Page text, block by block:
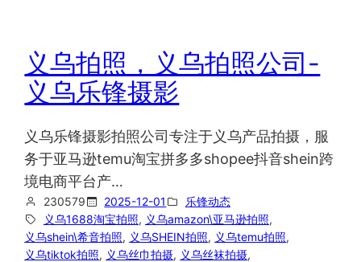
义乌拍照，义乌拍照公司-
义乌乐锋摄影
义乌乐锋摄影拍照公司专注于义乌产品拍摄，服
务于亚马逊temu淘宝拼多多shopee抖音shein跨
境电商平台产…
230579 2025-12-01
乐锋动态
义乌1688淘宝拍照, 义乌amazon\亚马逊拍照,
义乌shein\希音拍照, 义乌SHEIN拍照, 义乌temu拍照,
义乌tiktok拍照, 义乌丝巾拍摄, 义乌丝袜拍摄,